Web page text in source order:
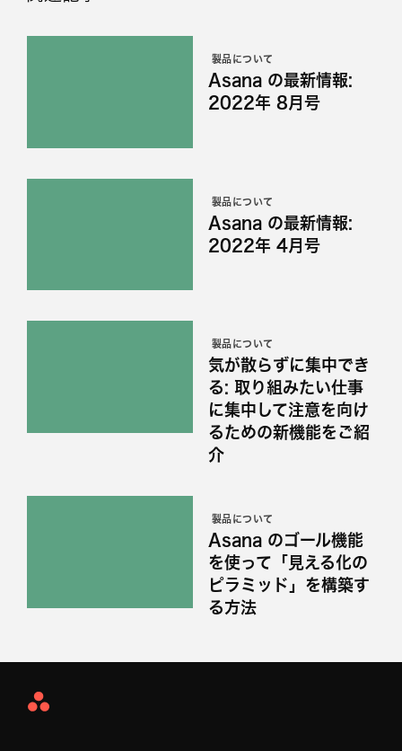
製品について
Asana の最新情報:
2022年 8月号
製品について
Asana の最新情報:
2022年 4月号
製品について
気が散らずに集中でき
る: 取り組みたい仕事
に集中して注意を向け
るための新機能をご紹
介
製品について
Asana のゴール機能
を使って「見える化の
ピラミッド」を構築す
る方法
Asana